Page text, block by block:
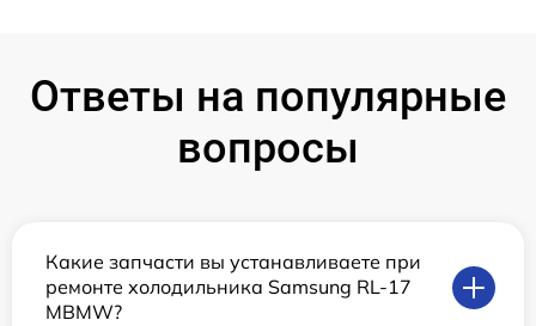
Ответы на популярные
вопросы
Какие запчасти вы устанавливаете при
ремонте холодильника Samsung RL-17
MBMW?